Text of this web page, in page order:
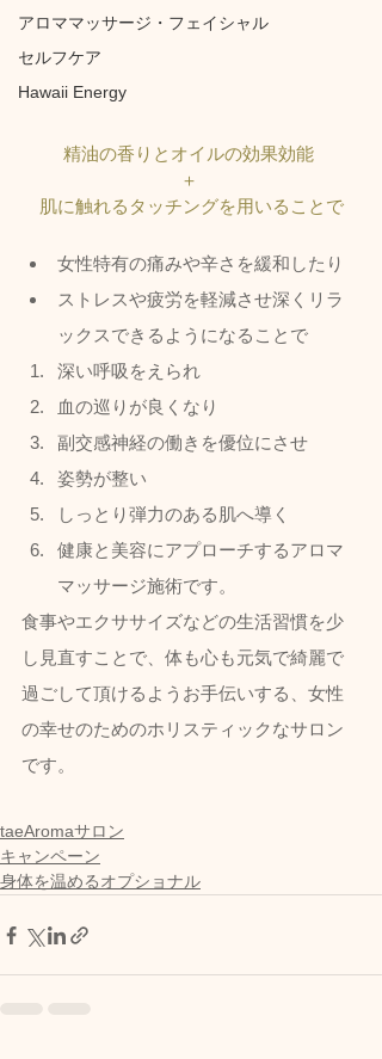
アロママッサージ・フェイシャル
セルフケア
Hawaii Energy
精油の香りとオイルの効果効能
＋
肌に触れるタッチングを用いることで
女性特有の痛みや辛さを緩和したり
ストレスや疲労を軽減させ深くリラ
ックスできるようになることで
深い呼吸をえられ
血の巡りが良くなり
副交感神経の働きを優位にさせ
姿勢が整い
しっとり弾力のある肌へ導く
健康と美容にアプローチするアロマ
マッサージ施術です。
食事やエクササイズなどの生活習慣を少
し見直すことで、体も心も元気で綺麗で
過ごして頂けるようお手伝いする、女性
の幸せのためのホリスティックなサロン
です。
taeAromaサロン
キャンペーン
身体を温めるオプショナル